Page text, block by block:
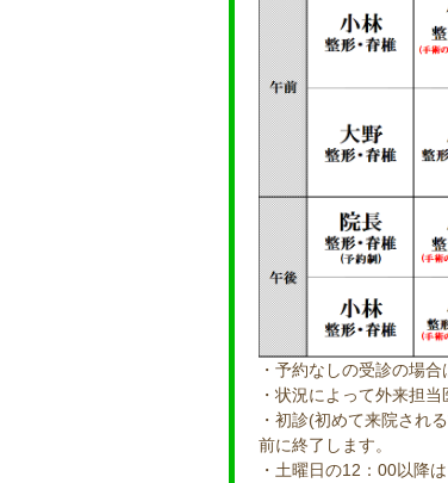
・予約なしの受診の場
・状況によって外来担
・初診(初めて来院され
前に終了します。
・土曜日の12：00以降